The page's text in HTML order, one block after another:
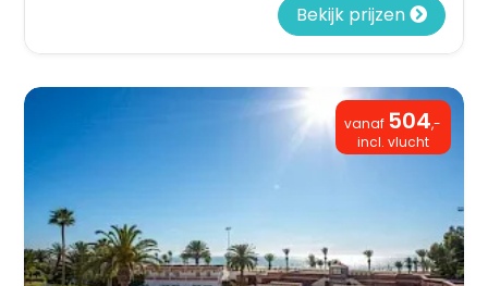
Bekijk prijzen
vanaf 504,-
incl. vlucht